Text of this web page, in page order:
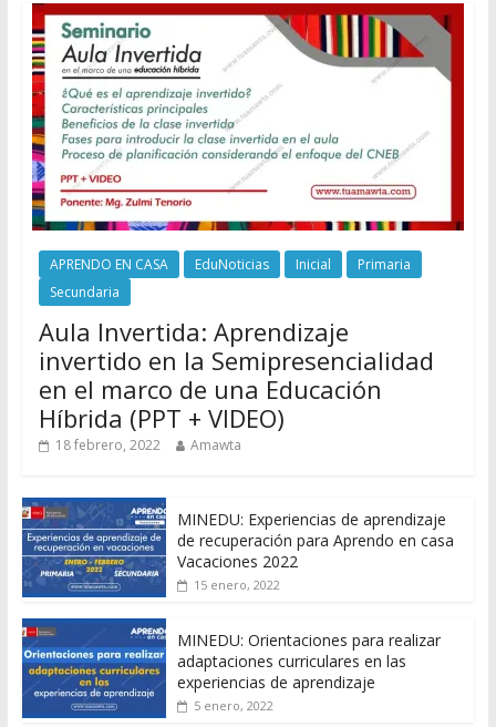
APRENDO EN CASA EduNoticias Inicial
Primaria
Secundaria
Aula Invertida: Aprendizaje
invertido en la Semipresencialidad
en el marco de una Educación
Híbrida (PPT + VIDEO)
18 febrero, 2022 Amawta
MINEDU: Experiencias de aprendizaje
de recuperación para Aprendo en casa
Vacaciones 2022
15 enero, 2022
MINEDU: Orientaciones para realizar
adaptaciones curriculares en las
experiencias de aprendizaje
5 enero, 2022